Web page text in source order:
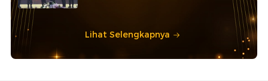
Lihat Selengkapnya